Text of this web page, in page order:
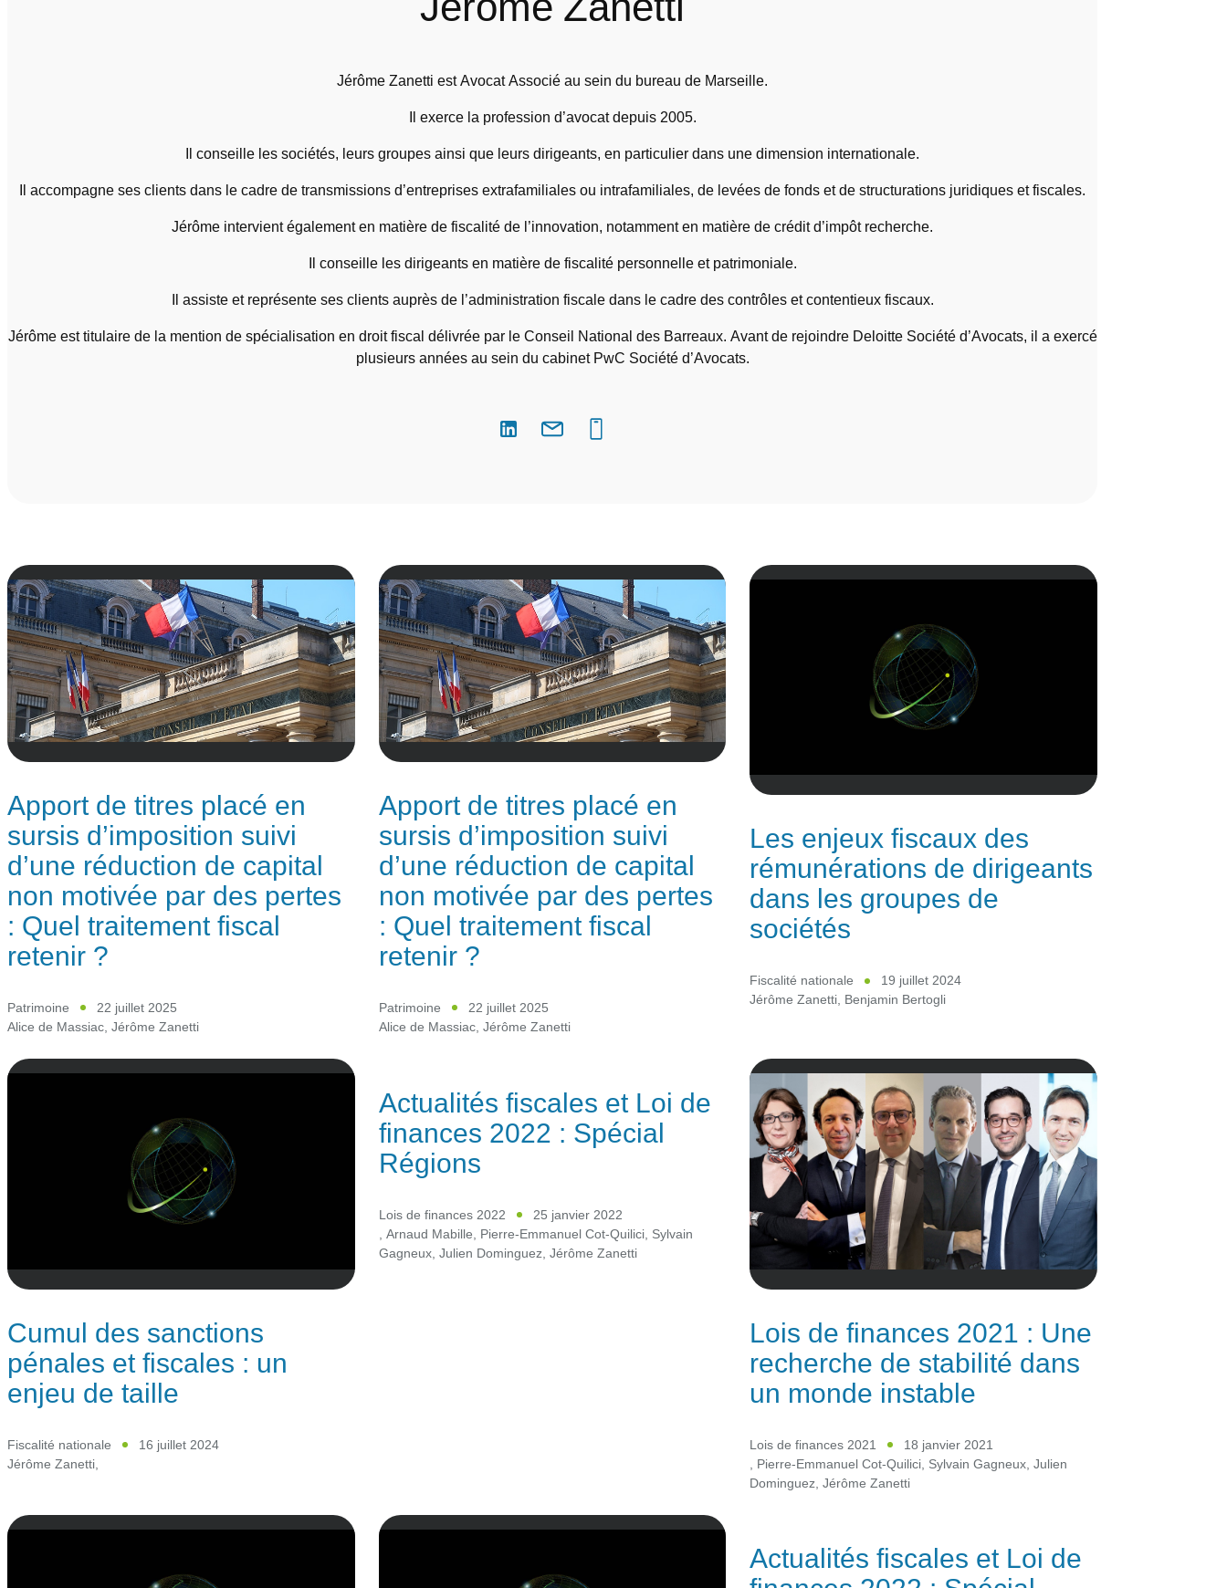
Jérôme Zanetti est Avocat Associé au sein du bureau de Marseille.
Il exerce la profession d’avocat depuis 2005.
Il conseille les sociétés, leurs groupes ainsi que leurs dirigeants, en particulier dans une dimension internationale.
Il accompagne ses clients dans le cadre de transmissions d’entreprises extrafamiliales ou intrafamiliales, de levées de fonds et de structurations juridiques et fiscales.
Jérôme intervient également en matière de fiscalité de l’innovation, notamment en matière de crédit d’impôt recherche.
Il conseille les dirigeants en matière de fiscalité personnelle et patrimoniale.
Il assiste et représente ses clients auprès de l’administration fiscale dans le cadre des contrôles et contentieux fiscaux.
Jérôme est titulaire de la mention de spécialisation en droit fiscal délivrée par le Conseil National des Barreaux. Avant de rejoindre Deloitte Société d’Avocats, il a exercé
plusieurs années au sein du cabinet PwC Société d’Avocats.
Apport de titres placé en
sursis d’imposition suivi
d’une réduction de capital
non motivée par des pertes
: Quel traitement fiscal
retenir ?
Patrimoine
22 juillet 2025
Alice de Massiac, Jérôme Zanetti
Apport de titres placé en
sursis d’imposition suivi
d’une réduction de capital
non motivée par des pertes
: Quel traitement fiscal
retenir ?
Patrimoine
22 juillet 2025
Alice de Massiac, Jérôme Zanetti
Les enjeux fiscaux des
rémunérations de dirigeants
dans les groupes de
sociétés
Fiscalité nationale
19 juillet 2024
Jérôme Zanetti, Benjamin Bertogli
Cumul des sanctions
pénales et fiscales : un
enjeu de taille
Fiscalité nationale
16 juillet 2024
Jérôme Zanetti,
Actualités fiscales et Loi de
finances 2022 : Spécial
Régions
Lois de finances 2022
25 janvier 2022
Arnaud Mabille Pierre-Emmanuel Cot-Quilici, Sylvain
Gagneux, Julien Dominguez, Jérôme Zanetti
Lois de finances 2021 : Une
recherche de stabilité dans
un monde instable
Lois de finances 2021
18 janvier 2021
, Pierre-Emmanuel Cot-Quilici, Sylvain Gagneux,Julien
Dominguez,Jérôme Zanetti
Actualités fiscales et Loi de